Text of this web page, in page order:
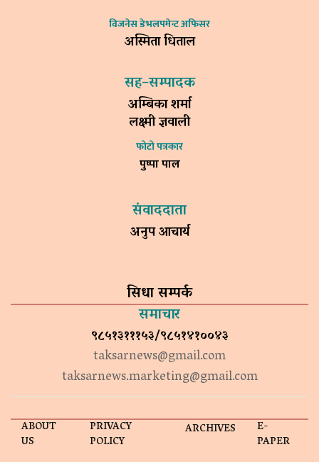
विजनेस डेभलपमेन्ट अफिसर
अस्मिता धिताल
सह–सम्पादक
अम्बिका शर्मा
लक्ष्मी ज्ञवाली
फोटो पत्रकार
पुष्पा पाल
संवाददाता
अनुप आचार्य
सिधा सम्पर्क
समाचार
९८५१३१११५३/९८५१४१००४३
taksarnews@gmail.com
taksarnews.marketing@gmail.com
ABOUT
US
PRIVACY
POLICY
ARCHIVES E-
PAPER